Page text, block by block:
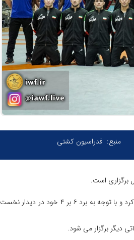
منبع: فدراسیون کشتی
برگزاری است.
تیم ملی کشتی فرنگی کشورمان در دیدار دوم خود با نتیجه ۸ بر ۲ تیم قرقیزستان را مغلوب کرد و با توجه به برد ۶ بر ۴ خود در دیدار نخست
دیگر برگزار می شود.